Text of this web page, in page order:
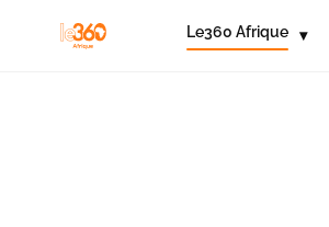
Le360 Afrique ▾